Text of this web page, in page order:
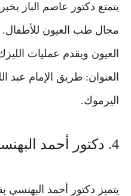
يتمتع دكتور عاصم الباز
مجال طب العيون
العيون ويقدم عمليات
العنوان: طريق الإمام عبد
اليرموك.
4. دكتور أحمد البهنسي
يتميز دكتور أحمد البهنسي